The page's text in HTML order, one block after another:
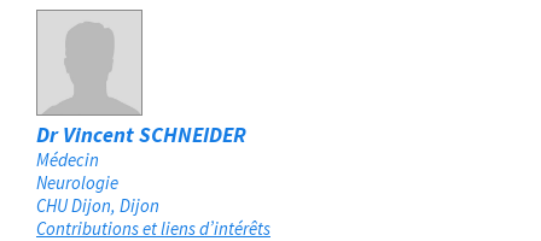
Dr Vincent SCHNEIDER
Médecin
Neurologie
CHU Dijon Dijon
Contributions et liens d’intérêts